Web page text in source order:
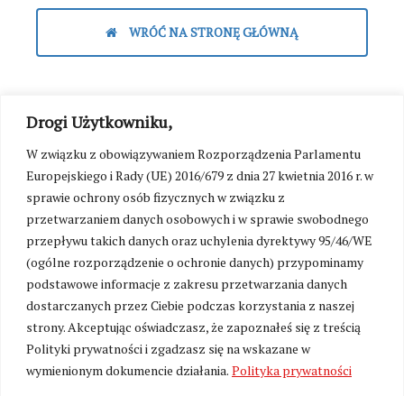
Drogi Użytkowniku,
W związku z obowiązywaniem Rozporządzenia Parlamentu
Europejskiego i Rady (UE) 2016/679 z dnia 27 kwietnia 2016 r. w
sprawie ochrony osób fizycznych w związku z
przetwarzaniem danych osobowych i w sprawie swobodnego
przepływu takich danych oraz uchylenia dyrektywy 95/46/WE
(ogólne rozporządzenie o ochronie danych) przypominamy
podstawowe informacje z zakresu przetwarzania danych
dostarczanych przez Ciebie podczas korzystania z naszej
strony. Akceptując oświadczasz, że zapoznałeś się z treścią
Polityki prywatności i zgadzasz się na wskazane w
wymienionym dokumencie działania. Polityka prywatności
WRÓĆ NA STRONĘ GŁÓWNĄ
Zmień ustawienia cookies